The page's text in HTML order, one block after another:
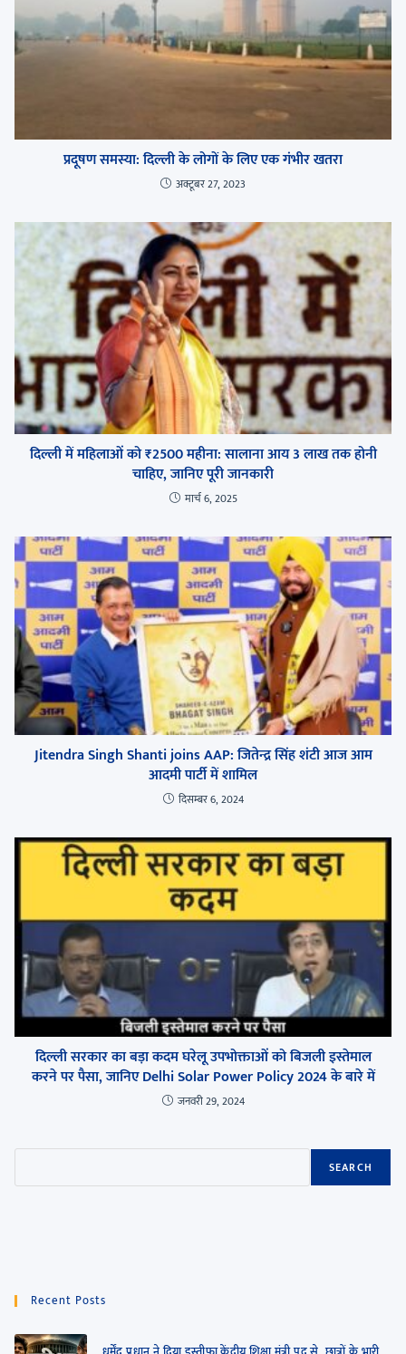
प्रदूषण समस्या: दिल्ली के लोगों के लिए एक गंभीर खतरा
अक्टूबर 27, 2023
दिल्ली में महिलाओं को ₹2500 महीना: सालाना आय 3 लाख तक होनी
चाहिए, जानिए पूरी जानकारी
मार्च 6, 2025
Jitendra Singh Shanti joins AAP: जितेन्द्र सिंह शंटी आज आम
आदमी पार्टी में शामिल
दिसम्बर 6, 2024
दिल्ली सरकार का बड़ा कदम घरेलू उपभोक्ताओं को बिजली इस्तेमाल
करने पर पैसा, जानिए Delhi Solar Power Policy 2024 के बारे में
जनवरी 29, 2024
SEARCH
Recent Posts